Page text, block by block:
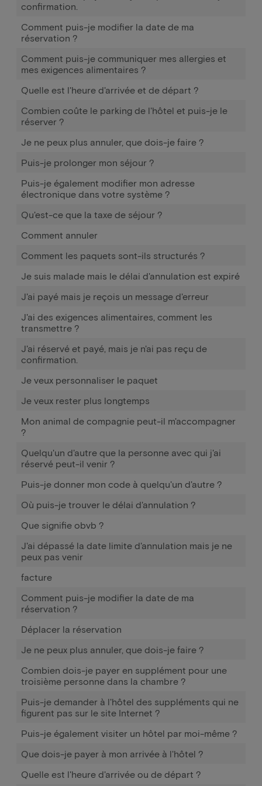
confirmation.
Comment puis-je modifier la date de ma
réservation ?
Comment puis-je communiquer mes allergies et
mes exigences alimentaires ?
Quelle est l'heure d'arrivée et de départ ?
Combien coûte le parking de l'hôtel et puis-je le
réserver ?
Je ne peux plus annuler, que dois-je faire ?
Puis-je prolonger mon séjour ?
Puis-je également modifier mon adresse
électronique dans votre système ?
Qu'est-ce que la taxe de séjour ?
Comment annuler
Comment les paquets sont-ils structurés ?
Je suis malade mais le délai d'annulation est expiré
J'ai payé mais je reçois un message d'erreur
J'ai des exigences alimentaires, comment les
transmettre ?
J'ai réservé et payé, mais je n'ai pas reçu de
confirmation.
Je veux personnaliser le paquet
Je veux rester plus longtemps
Mon animal de compagnie peut-il m'accompagner
?
Quelqu'un d'autre que la personne avec qui j'ai
réservé peut-il venir ?
Puis-je donner mon code à quelqu'un d'autre ?
Où puis-je trouver le délai d'annulation ?
Que signifie obvb ?
J'ai dépassé la date limite d'annulation mais je ne
peux pas venir
facture
Comment puis-je modifier la date de ma
réservation ?
Déplacer la réservation
Je ne peux plus annuler, que dois-je faire ?
Combien dois-je payer en supplément pour une
troisième personne dans la chambre ?
Puis-je demander à l'hôtel des suppléments qui ne
figurent pas sur le site Internet ?
Puis-je également visiter un hôtel par moi-même ?
Que dois-je payer à mon arrivée à l'hôtel ?
Quelle est l'heure d'arrivée ou de départ ?